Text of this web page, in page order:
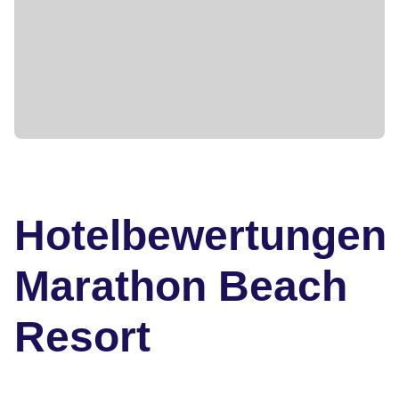
Hotelbewertungen
Marathon Beach
Resort